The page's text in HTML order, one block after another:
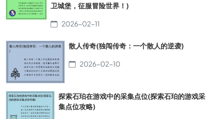
卫城堡，征服冒险世界！)
2026-02-11
散人传奇(独闯传奇：一个散人的逆袭)
2026-02-10
探索石珀在游戏中的采集点位(探索石珀的游戏采
集点位攻略)